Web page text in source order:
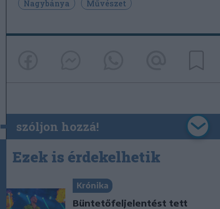
Nagybánya Művészet
szóljon hozzá!
Ezek is érdekelhetik
Krónika
Büntetőfeljelentést tett